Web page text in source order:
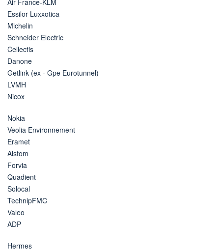
Essilor Luxxotica
Michelin
Schneider Electric
Cellectis
Danone
Getlink (ex - Gpe Eurotunnel)
LVMH
Nicox
Nokia
Veolia Environnement
Eramet
Alstom
Forvia
Quadient
Solocal
TechnipFMC
Valeo
ADP
Hermes